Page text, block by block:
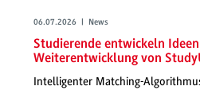
06.07.2026 | News
Studierende entwickeln
Weiterentwicklung von
Intelligenter Matching-